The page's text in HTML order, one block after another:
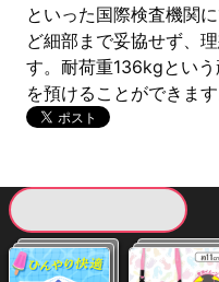
といった国際検査機関
ど細部まで妥協せず、
す。耐荷重136kgとい
を預けることができます